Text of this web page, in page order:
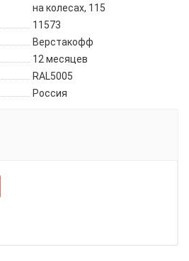
на колесах, 115
11573
Верстакофф
12 месяцев
RAL5005
Россия